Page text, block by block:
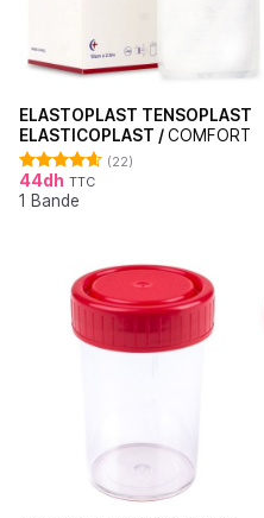
ELASTOPLAST TENSOPLAST
ELASTICOPLAST /COMFORT
Note4.64
sur 5
(22)
44dh TTC
1 Bande